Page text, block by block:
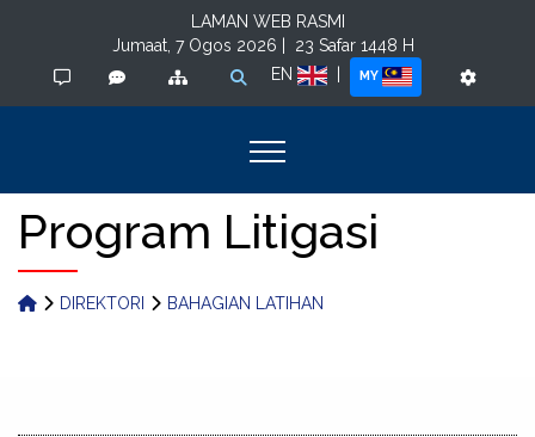
LAMAN WEB RASMI
Jumaat, 7 Ogos 2026 |
23 Safar 1448 H
EN
MY
Program Litigasi
DIREKTORI BAHAGIAN LATIHAN